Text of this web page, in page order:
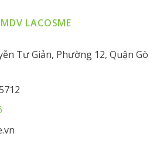
LACOSME
Tư Giản, Phường 12, Quận Gò